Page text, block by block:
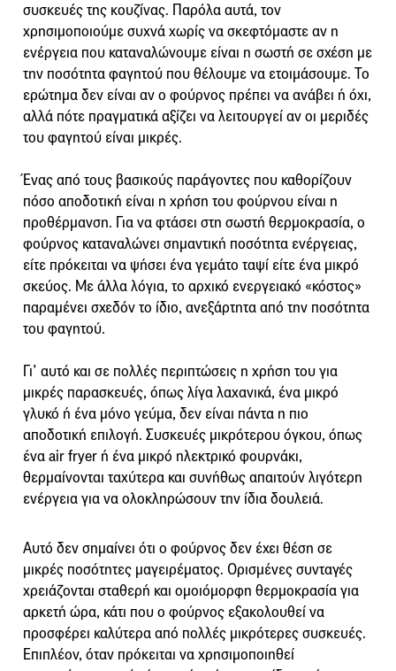
συσκευές της κουζίνας. Παρόλα αυτά, τον
χρησιμοποιούμε συχνά χωρίς να σκεφτόμαστε αν η
ενέργεια που καταναλώνουμε είναι η σωστή σε σχέση με
την ποσότητα φαγητού που θέλουμε να ετοιμάσουμε. Το
ερώτημα δεν είναι αν ο φούρνος πρέπει να ανάβει ή όχι,
αλλά πότε πραγματικά αξίζει να λειτουργεί αν οι μεριδές
του φαγητού είναι μικρές.
Ένας από τους βασικούς παράγοντες που καθορίζουν
πόσο αποδοτική είναι η χρήση του φούρνου είναι η
προθέρμανση. Για να φτάσει στη σωστή θερμοκρασία, ο
φούρνος καταναλώνει σημαντική ποσότητα ενέργειας,
είτε πρόκειται να ψήσει ένα γεμάτο ταψί είτε ένα μικρό
σκεύος. Με άλλα λόγια, το αρχικό ενεργειακό «κόστος»
παραμένει σχεδόν το ίδιο, ανεξάρτητα από την ποσότητα
του φαγητού.
Γι’ αυτό και σε πολλές περιπτώσεις η χρήση του για
μικρές παρασκευές, όπως λίγα λαχανικά, ένα μικρό
γλυκό ή ένα μόνο γεύμα, δεν είναι πάντα η πιο
αποδοτική επιλογή. Συσκευές μικρότερου όγκου, όπως
ένα air fryer ή ένα μικρό ηλεκτρικό φουρνάκι,
θερμαίνονται ταχύτερα και συνήθως απαιτούν λιγότερη
ενέργεια για να ολοκληρώσουν την ίδια δουλειά.
Αυτό δεν σημαίνει ότι ο φούρνος δεν έχει θέση σε
μικρές ποσότητες μαγειρέματος. Ορισμένες συνταγές
χρειάζονται σταθερή και ομοιόμορφη θερμοκρασία για
αρκετή ώρα, κάτι που ο φούρνος εξακολουθεί να
προσφέρει καλύτερα από πολλές μικρότερες συσκευές.
Επιπλέον, όταν πρόκειται να χρησιμοποιηθεί